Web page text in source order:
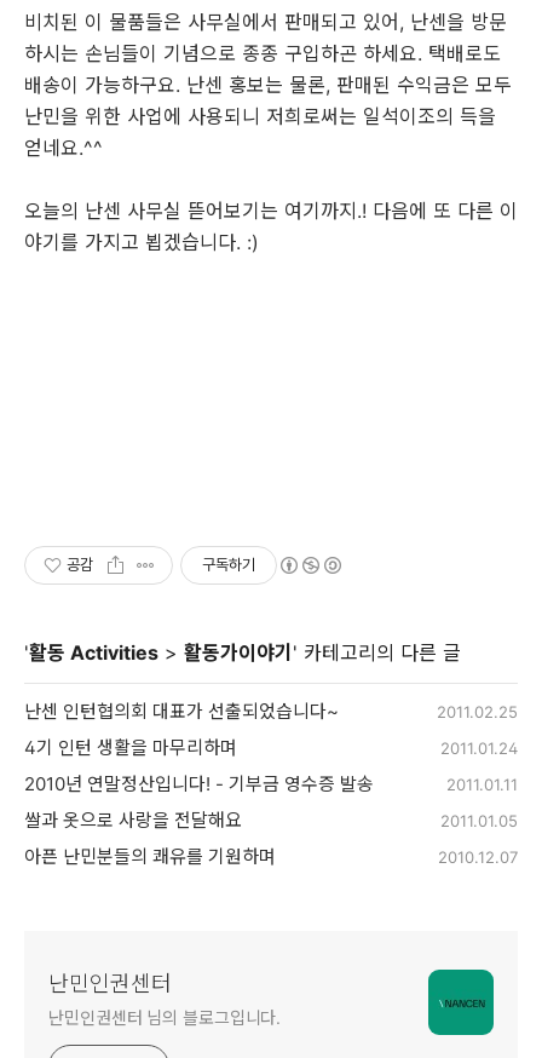
비치된 이 물품들은 사무실에서 판매되고 있어, 난센을 방문
하시는 손님들이 기념으로 종종 구입하곤 하세요. 택배로도
배송이 가능하구요. 난센 홍보는 물론, 판매된 수익금은 모두
난민을 위한 사업에 사용되니 저희로써는 일석이조의 득을
얻네요.^^
오늘의 난센 사무실 뜯어보기는 여기까지.! 다음에 또 다른 이
야기를 가지고 뵙겠습니다. :)
공감 구독하기
'활동 Activities > 활동가이야기 ' 카테고리의 다른 글
난센 인턴협의회 대표가 선출되었습니다~ 2011.02.25
4기 인턴 생활을 마무리하며 2011.01.24
2010년 연말정산입니다! - 기부금 영수증 발송 2011.01.11
쌀과 옷으로 사랑을 전달해요 2011.01.05
아픈 난민분들의 쾌유를 기원하며 2010.12.07
난민인권센터
난민인권센터 님의 블로그입니다.